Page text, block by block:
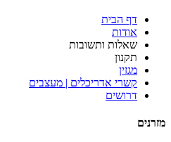
דף הבית
אודות
שאלות ותשובות
תקנון
מגזין
קשרי אדריכלים | מעצבים
דרושים
מזרנים